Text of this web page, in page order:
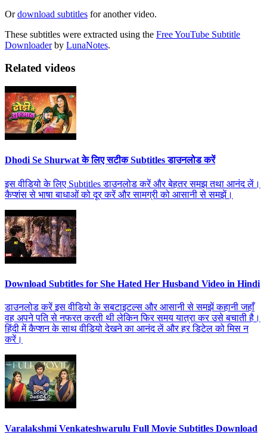
Ordownload subtitles for another video.
These subtitles were extracted using the Free YouTube Subtitle
Downloaderby LunaNotes.
Related videos
Dhodi Se Shurwat के लिए सटीक Subtitles डाउनलोड करें
इस वीडियो के लिए Subtitles डाउनलोड करें और बेहतर समझ तथा आनंद लें।
कैप्शंस से भाषा बाधाओं को दूर करें और सामग्री को आसानी से समझें।
Download Subtitles for She Hated Her Husband Video in Hindi
डाउनलोड करें इस वीडियो के सबटाइटल्स और आसानी से समझें कहानी जहाँ
वह अपने पति से नफरत करती थी लेकिन फिर समय यात्रा कर उसे बचाती है।
हिंदी में कैप्शन के साथ वीडियो देखने का आनंद लें और हर डिटेल को मिस न
करें।
Varalakshmi Venkateshwarulu Full Movie Subtitles Download